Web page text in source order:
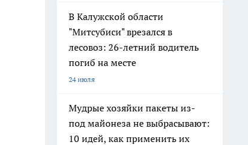
В Калужской области
"Митсубиси" врезался в
лесовоз: 26-летний водитель
погиб на месте
24 июля
Мудрые хозяйки пакеты из-
под майонеза не выбрасывают:
10 идей, как применить их